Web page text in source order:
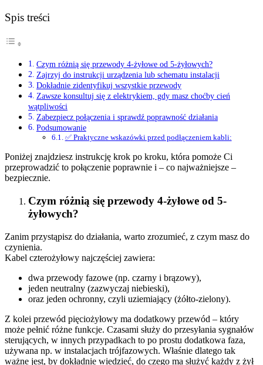
Spis treści
Czym różnią się przewody 4-żyłowe od 5-żyłowych?
Zajrzyj do instrukcji urządzenia lub schematu instalacji
Dokładnie zidentyfikuj wszystkie przewody
Zawsze konsultuj się z elektrykiem, gdy masz choćby cień
wątpliwości
Zabezpiecz połączenia i sprawdź poprawność działania
Podsumowanie
✅ Praktyczne wskazówki przed podłączeniem kabli:
Poniżej znajdziesz instrukcję krok po kroku, która pomoże Ci
przeprowadzić to połączenie poprawnie i – co najważniejsze –
bezpiecznie.
Czym różnią się przewody 4-żyłowe od 5-
żyłowych?
Zanim przystąpisz do działania, warto zrozumieć, z czym masz do
czynienia.
Kabel czterożyłowy najczęściej zawiera:
dwa przewody fazowe (np. czarny i brązowy),
jeden neutralny (zazwyczaj niebieski),
oraz jeden ochronny, czyli uziemiający (żółto-zielony).
Z kolei przewód pięciożyłowy ma dodatkowy przewód – który
może pełnić różne funkcje. Czasami służy do przesyłania sygnałów
sterujących, w innych przypadkach to po prostu dodatkowa faza,
używana np. w instalacjach trójfazowych. Właśnie dlatego tak
ważne jest, by dokładnie wiedzieć, do czego ma służyć każdy z żył